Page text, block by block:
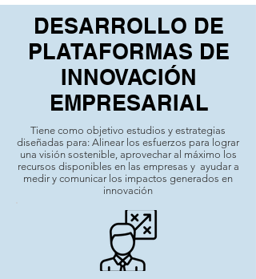
DESARROLLO DE
PLATAFORMAS DE
INNOVACIÓN
EMPRESARIAL
Tiene como objetivo estudios y estrategias
diseñadas para: Alinear los esfuerzos para lograr
una visión sostenible, aprovechar al máximo los
recursos disponibles en las empresas y ayudar a
medir y comunicar los impactos generados en
innovación